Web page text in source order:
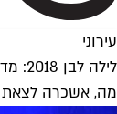
עירוני
לילה לבן 2018: מדריך המסיבות והאירועים
מה, אשכרה לצאת